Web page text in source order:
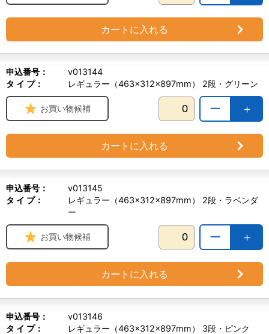
カートに入れる
申込番号：
v013144
タ イ プ：
レギュラー（463×312×897mm） 2段・グリーン
＋
ー
お買い物候補
カートに入れる
申込番号：
v013145
タ イ プ：
レギュラー（463×312×897mm） 2段・ラベンダ
ー
＋
ー
お買い物候補
カートに入れる
申込番号：
v013146
タ イ プ：
レギュラー（463×312×897mm） 3段・ピンク